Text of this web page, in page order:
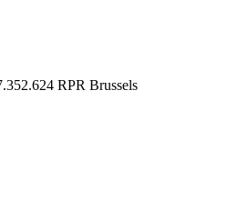
RPR Brussels